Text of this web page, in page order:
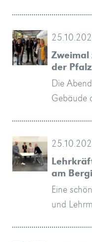
der
Die
Gebäude
am
Eine
und